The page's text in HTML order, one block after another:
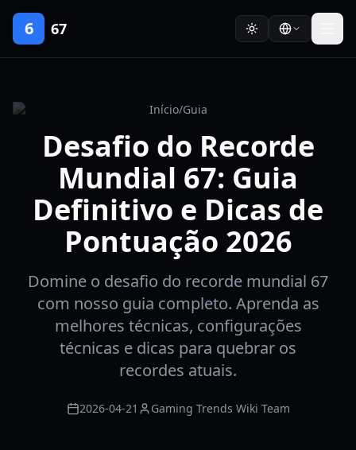
6 67
Início/Guia
Desafio do Recorde
Mundial 67: Guia
Definitivo e Dicas de
Pontuação 2026
Domine o desafio do recorde mundial 67
com nosso guia completo. Aprenda as
melhores técnicas, configurações
técnicas e dicas para quebrar os
recordes atuais.
2026-04-21 Gaming Trends Wiki Team